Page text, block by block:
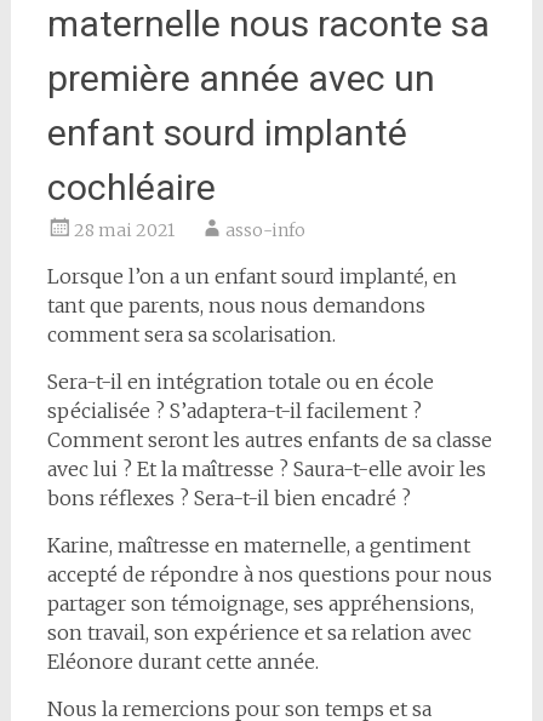
maternelle nous raconte sa
première année avec un
enfant sourd implanté
cochléaire
28 mai 2021 asso-info
Lorsque l’on a un enfant sourd implanté, en
tant que parents, nous nous demandons
comment sera sa scolarisation.
Sera-t-il en intégration totale ou en école
spécialisée ? S’adaptera-t-il facilement ?
Comment seront les autres enfants de sa classe
avec lui ? Et la maîtresse ? Saura-t-elle avoir les
bons réflexes ? Sera-t-il bien encadré ?
Karine, maîtresse en maternelle, a gentiment
accepté de répondre à nos questions pour nous
partager son témoignage, ses appréhensions,
son travail, son expérience et sa relation avec
Eléonore durant cette année.
Nous la remercions pour son temps et sa